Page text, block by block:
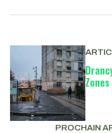
PROCHAIN